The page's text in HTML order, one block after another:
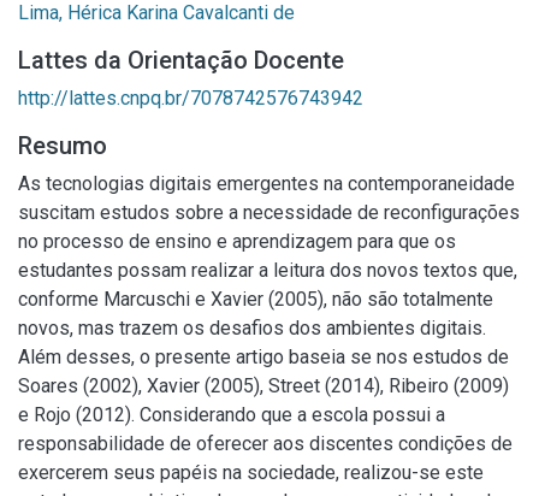
Lima, Hérica Karina Cavalcanti de
Lattes da Orientação Docente
http://lattes.cnpq.br/7078742576743942
Resumo
As tecnologias digitais emergentes na contemporaneidade
suscitam estudos sobre a necessidade de reconfigurações
no processo de ensino e aprendizagem para que os
estudantes possam realizar a leitura dos novos textos que,
conforme Marcuschi e Xavier (2005), não são totalmente
novos, mas trazem os desafios dos ambientes digitais.
Além desses, o presente artigo baseia se nos estudos de
Soares (2002), Xavier (2005), Street (2014), Ribeiro (2009)
e Rojo (2012). Considerando que a escola possui a
responsabilidade de oferecer aos discentes condições de
exercerem seus papéis na sociedade, realizou-se este